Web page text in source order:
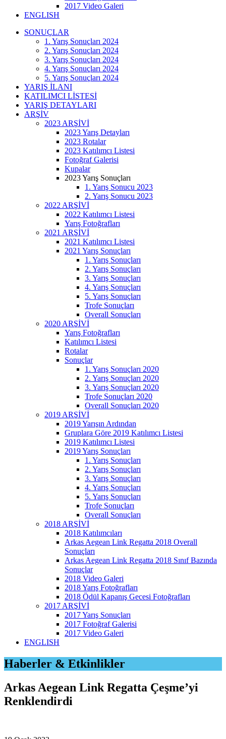
2017 Video Galeri
ENGLISH
SONUÇLAR
1. Yarış Sonuçları 2024
2. Yarış Sonuçları 2024
3. Yarış Sonuçları 2024
4. Yarış Sonuçları 2024
5. Yarış Sonuçları 2024
YARIŞ İLANI
KATILIMCI LİSTESİ
YARIŞ DETAYLARI
ARŞİV
2023 ARŞİVİ
2023 Yarış Detayları
2023 Rotalar
2023 Katılımcı Listesi
Fotoğraf Galerisi
Kupalar
2023 Yarış Sonuçları
1. Yarış Sonucu 2023
2. Yarış Sonucu 2023
2022 ARŞİVİ
2022 Katılımcı Listesi
Yarış Fotoğrafları
2021 ARŞİVİ
2021 Katılımcı Listesi
2021 Yarış Sonuçları
1. Yarış Sonuçları
2. Yarış Sonuçları
3. Yarış Sonuçları
4. Yarış Sonuçları
5. Yarış Sonuçları
Trofe Sonuçları
Overall Sonuçları
2020 ARŞİVİ
Yarış Fotoğrafları
Katılımcı Listesi
Rotalar
Sonuçlar
1. Yarış Sonuçları 2020
2. Yarış Sonuçları 2020
3. Yarış Sonuçları 2020
Trofe Sonuçları 2020
Overall Sonuçları 2020
2019 ARŞİVİ
2019 Yarışın Ardından
Gruplara Göre 2019 Katılımcı Listesi
2019 Katılımcı Listesi
2019 Yarış Sonuçları
1. Yarış Sonuçları
2. Yarış Sonuçları
3. Yarış Sonuçları
4. Yarış Sonuçları
5. Yarış Sonuçları
Trofe Sonuçları
Overall Sonuçları
2018 ARŞİVİ
2018 Katılımcıları
Arkas Aegean Link Regatta 2018 Overall
Sonuçları
Arkas Aegean Link Regatta 2018 Sınıf Bazında
Sonuçlar
2018 Video Galeri
2018 Yarış Fotoğrafları
2018 Ödül Kapanış Gecesi Fotoğrafları
2017 ARŞİVİ
2017 Yarış Sonuçları
2017 Fotoğraf Galerisi
2017 Video Galeri
ENGLISH
Haberler & Etkinlikler
Arkas Aegean Link Regatta Çeşme’yi
Renklendirdi